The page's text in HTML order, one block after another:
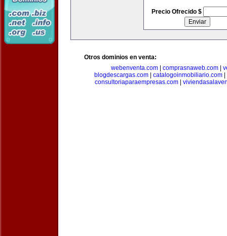
Precio Ofrecido $
Otros dominios en venta:
webenventa.com
comprasnaweb.com
blogdescargas.com| catalogoinmobiliario.com|
consultoriaparaempresas.com|